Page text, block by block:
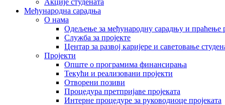
Међународна сарадња
О нама
Одељење за међународну сарадњу и праћење
Служба за пројекте
Центар за развој каријере и саветовање
Пројекти
Опште о програмима финансирања
Текући и реализовани пројекти
Отворени позиви
Процедура претпријаве пројеката
Интерне процедуре за руководиоце пројеката